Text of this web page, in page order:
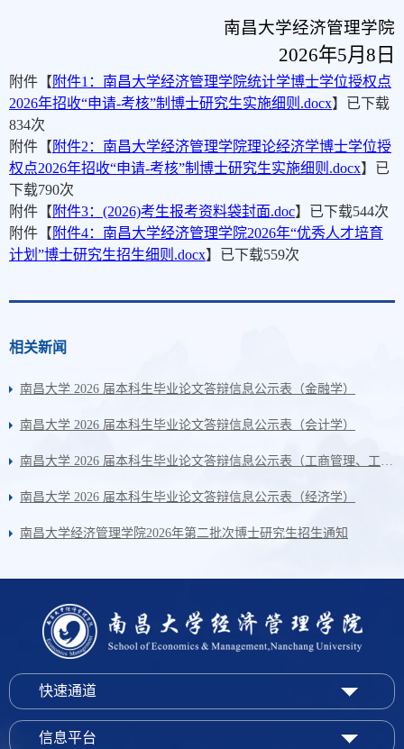
南昌大学经济管理学院
2026年5月8日
附件【 附件1：南昌大学经济管理学院统计学博士学位授权点
2026年招收“申请-考核”制博士研究生实施细则.docx】已下载
834次
附件【 附件2：南昌大学经济管理学院理论经济学博士学位授
权点2026年招收“申请-考核”制博士研究生实施细则.docx】已
下载790次
附件【 附件3：(2026)考生报考资料袋封面.doc】已下载544次
附件【 附件4：南昌大学经济管理学院2026年“优秀人才培育
计划”博士研究生招生细则.docx】已下载559次
相关新闻
南昌大学 2026 届本科生毕业论文答辩信息公示表（金融学）
南昌大学 2026 届本科生毕业论文答辩信息公示表（会计学）
南昌大学 2026 届本科生毕业论文答辩信息公示表（工商管理、工业工程）
南昌大学 2026 届本科生毕业论文答辩信息公示表（经济学）
南昌大学经济管理学院2026年第二批次博士研究生招生通知
快速通道
信息平台